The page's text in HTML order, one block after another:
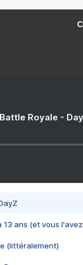
Royale -
13 ans (et vous
(littéralement)